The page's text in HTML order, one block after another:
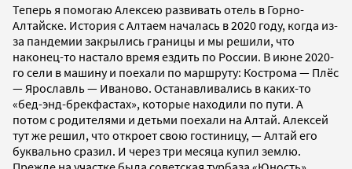
Теперь я помогаю Алексею развивать отель в Горно-
Алтайске. История с Алтаем началась в 2020 году, когда из-
за пандемии закрылись границы и мы решили, что
наконец-то настало время ездить по России. В июне 2020-
го сели в машину и поехали по маршруту: Кострома — Плёс
— Ярославль — Иваново. Останавливались в каких-то
«бед-энд-брекфастах», которые находили по пути. А
потом с родителями и детьми поехали на Алтай. Алексей
тут же решил, что откроет свою гостиницу, — Алтай его
буквально сразил. И через три месяца купил землю.